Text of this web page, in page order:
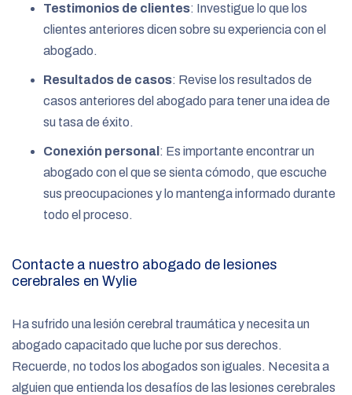
Testimonios de clientes: Investigue lo que los
clientes anteriores dicen sobre su experiencia con el
abogado.
Resultados de casos: Revise los resultados de
casos anteriores del abogado para tener una idea de
su tasa de éxito.
Conexión personal : Es importante encontrar un
abogado con el que se sienta cómodo, que escuche
sus preocupaciones y lo mantenga informado durante
todo el proceso.
Contacte a nuestro abogado de lesiones
cerebrales en Wylie
Ha sufrido una lesión cerebral traumática y necesita un
abogado capacitado que luche por sus derechos.
Recuerde, no todos los abogados son iguales. Necesita a
alguien que entienda los desafíos de las lesiones cerebrales